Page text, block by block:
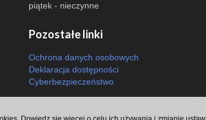
piątek - nieczynne
Pozostałe linki
Ochrona danych osobowych
Deklaracja dostępności
Cyberbezpieczeństwo